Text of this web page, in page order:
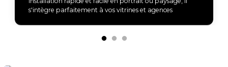
s'intègre parfaitement à vos vitrines et agences